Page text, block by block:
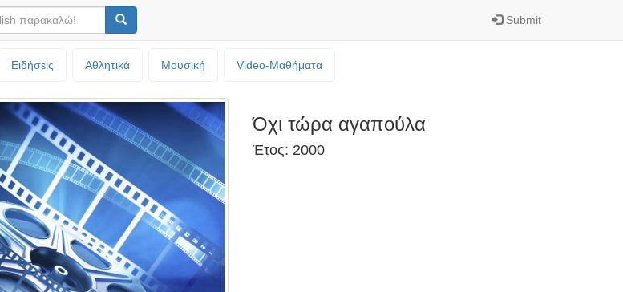
Submit
Ειδήσεις Αθλητικά Μουσική Video-Mαθήματα
Όχι τώρα αγαπούλα
Έτος: 2000